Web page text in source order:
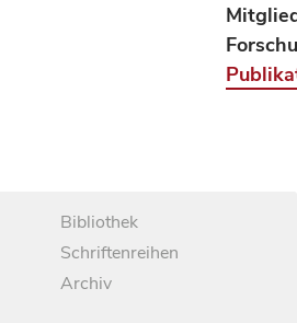
Bibliothek
Schriftenreihen
Archiv